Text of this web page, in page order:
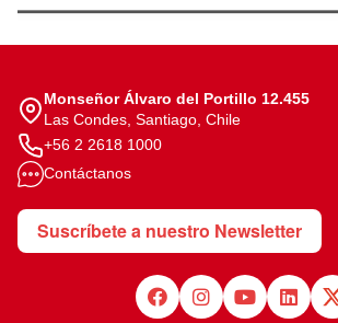
Monseñor Álvaro del Portillo 12.455
Las Condes, Santiago, Chile
+56 2 2618 1000
Contáctanos
Suscríbete a nuestro Newsletter